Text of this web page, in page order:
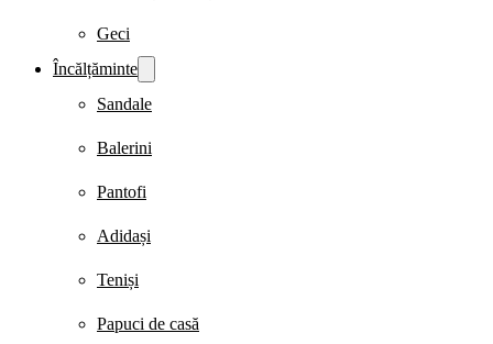
Geci
Încălțăminte
Sandale
Balerini
Pantofi
Adidași
Teniși
Papuci de casă